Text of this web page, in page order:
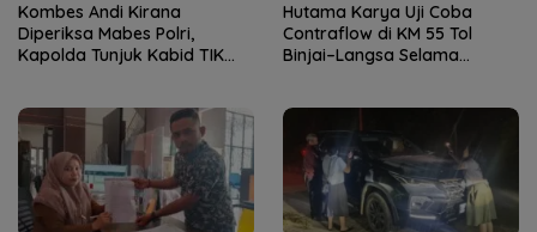
Kombes Andi Kirana
Diperiksa Mabes Polri,
Kapolda Tunjuk Kabid TIK
Hutama Karya Uji Coba
Contraflow di KM 55 Tol
Binjai–Langsa Selama